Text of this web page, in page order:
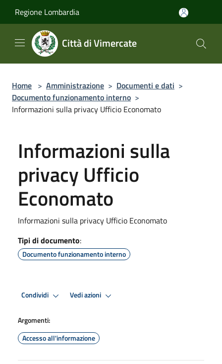
Regione Lombardia
Città di Vimercate
Home > Amministrazione > Documenti e dati >
Documento funzionamento interno >
Informazioni sulla privacy Ufficio Economato
Informazioni sulla
privacy Ufficio
Economato
Informazioni sulla privacy Ufficio Economato
Tipi di documento:
Documento funzionamento interno
Condividi Vedi azioni
Argomenti:
Accesso all'informazione